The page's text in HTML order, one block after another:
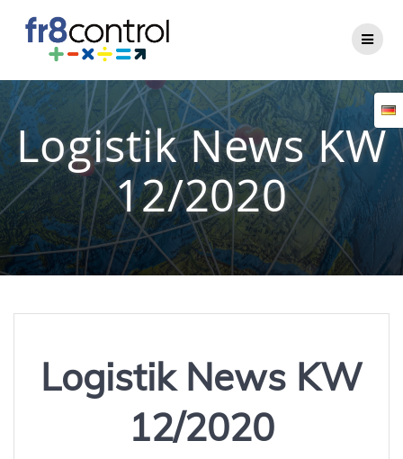
Logistik News KW
12/2020
Logistik News KW
12/2020